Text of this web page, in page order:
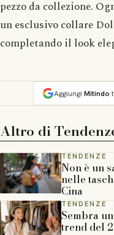
pezzo da collezione.
un esclusivo collare
completando il look
Aggiungi Mitindo
Altro di
TENDENZE
Non è un
nelle
Cina
TENDENZE
Sembra
trend del